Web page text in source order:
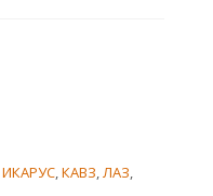
ИКАРУС,КАВЗ,ЛАЗ,